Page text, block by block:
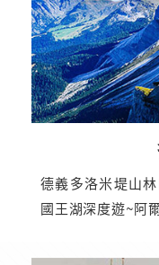
德義多洛米堤山
國王湖深度遊~阿